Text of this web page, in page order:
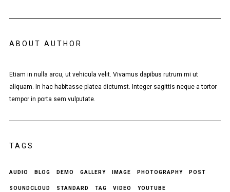
ABOUT AUTHOR
Etiam in nulla arcu, ut vehicula velit. Vivamus dapibus rutrum mi ut
aliquam. In hac habitasse platea dictumst. Integer sagittis neque a tortor
tempor in porta sem vulputate.
TAGS
AUDIO BLOG DEMO GALLERY IMAGE PHOTOGRAPHY POST
SOUNDCLOUD STANDARD TAG VIDEO YOUTUBE